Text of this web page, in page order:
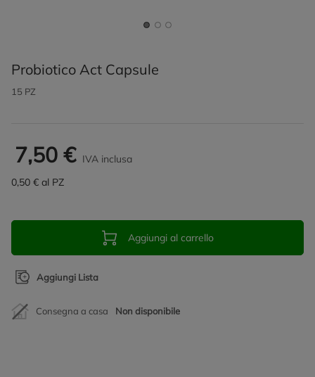
Probiotico Act Capsule
15 PZ
7,50 € IVA inclusa
0,50 € al PZ
Aggiungi al carrello
Aggiungi Lista
Consegna a casa Non disponibile